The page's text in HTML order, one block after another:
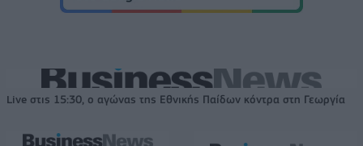
Live στις 15:30, ο αγώνας της Εθνικής Παίδων κόντρα στη Γεωργία